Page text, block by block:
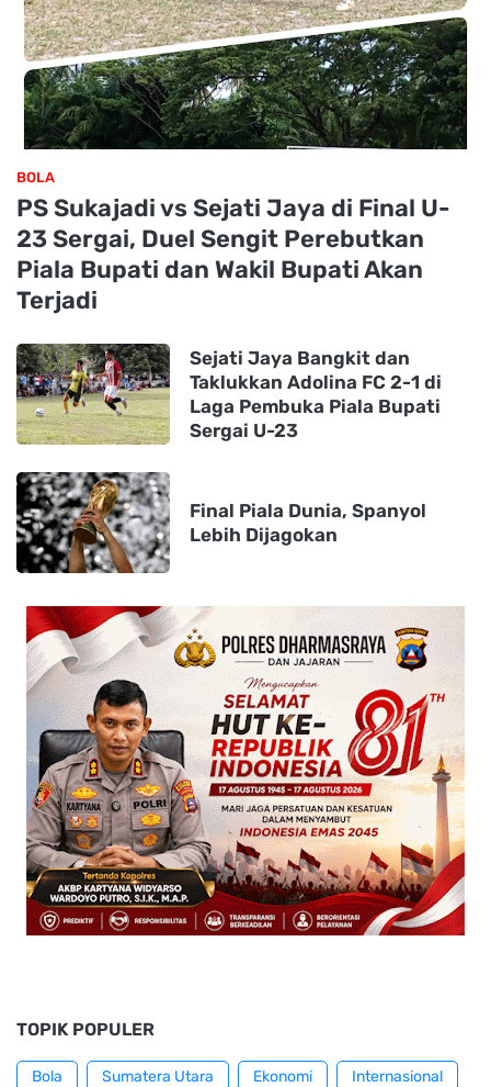
BOLA
PS Sukajadi vs Sejati Jaya di Final U-
23 Sergai, Duel Sengit Perebutkan
Piala Bupati dan Wakil Bupati Akan
Terjadi
Sejati Jaya Bangkit dan
Taklukkan Adolina FC 2-1 di
Laga Pembuka Piala Bupati
Sergai U-23
Final Piala Dunia, Spanyol
Lebih Dijagokan
TOPIK POPULER
Bola Sumatera Utara Ekonomi Internasional